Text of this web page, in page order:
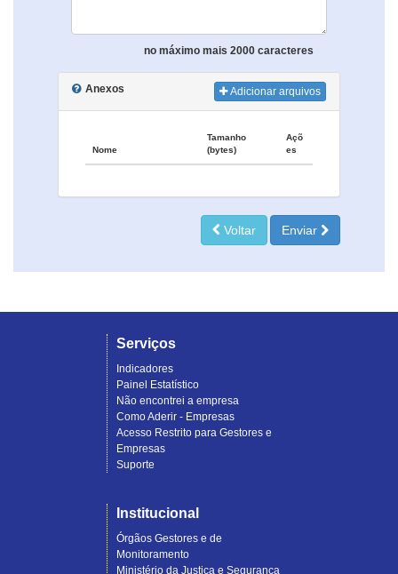
no máximo mais 2000 caracteres
Anexos Adicionar arquivos
Nome
Tamanho
(bytes)
Açõ
es
Voltar Enviar
Serviços
Indicadores
Painel Estatístico
Não encontrei a empresa
Como Aderir - Empresas
Acesso Restrito para Gestores e
Empresas
Suporte
Institucional
Órgãos Gestores e de
Monitoramento
Ministério da Justiça e Segurança